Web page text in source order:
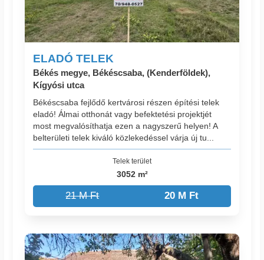
ELADÓ TELEK
Békés megye, Békéscsaba, (Kenderföldek),
Kígyósi utca
Békéscsaba fejlődő kertvárosi részen építési telek
eladó! Álmai otthonát vagy befektetési projektjét
most megvalósíthatja ezen a nagyszerű helyen! A
belterületi telek kiváló közlekedéssel várja új tu...
Telek terület
3052 m²
21 M Ft 20 M Ft